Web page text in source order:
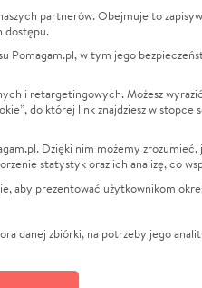
Zbieraj na
Leczenie
Zwierzęta
Pożar
Sport
Pomoc
Pogrzeb
partnerów. Obejmuje to
dostępu.
w tym jego
i retargetingowych. Możesz
do której link znajdziesz w
Dzięki nim możemy zrozumieć,
statystyk oraz ich analizę, co
aby prezentować użytkownikom
danej zbiórki, na potrzeby jego